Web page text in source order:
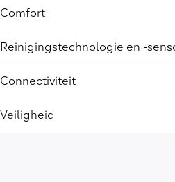
Comfort
Reinigingstechnologie en -
Connectiviteit
Veiligheid